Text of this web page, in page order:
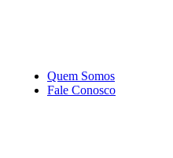
Quem Somos
Fale Conosco